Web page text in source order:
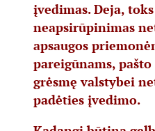
įvedimas. Deja,
neapsirūpinimas
apsaugos
pareigūnams,
grėsmę valstybei
padėties įvedimo.